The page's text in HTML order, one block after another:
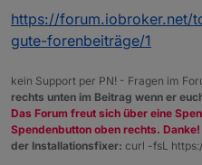
Würde mich über
https://forum.iobroker.net/
gute-forenbeiträge/1
kein Support per PN! - Fragen im
rechts unten im Beitrag wenn er
Das Forum freut sich über eine
Spendenbutton oben rechts. Danke!
der Installationsfixer: curl -fsL